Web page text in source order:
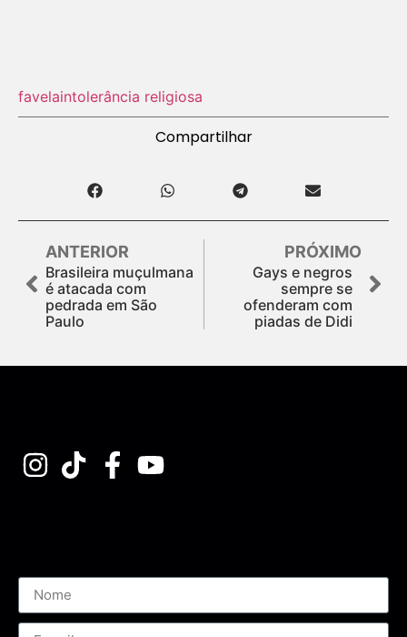
favelaintolerância religiosa
Compartilhar
ANTERIOR
Brasileira muçulmana
é atacada com
pedrada em São
Paulo
PRÓXIMO
Gays e negros
sempre se
ofenderam com
piadas de Didi